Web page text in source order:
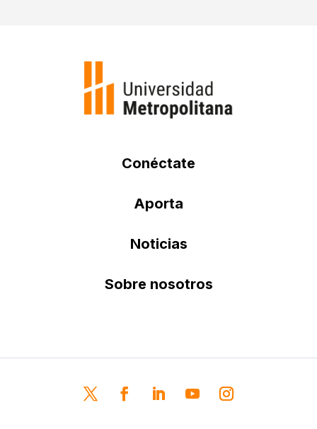
Conéctate
Aporta
Noticias
Sobre nosotros